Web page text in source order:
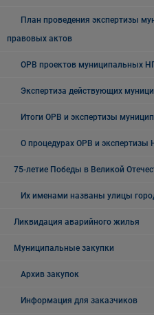
План проведения экспертизы
правовых актов
ОРВ проектов муниципальных
Экспертиза действующих
Итоги ОРВ и экспертизы
О процедурах ОРВ и экспертизы
75-летие Победы в Великой
Их именами названы улицы
Ликвидация аварийного жилья
Муниципальные закупки
Архив закупок
Информация для заказчиков